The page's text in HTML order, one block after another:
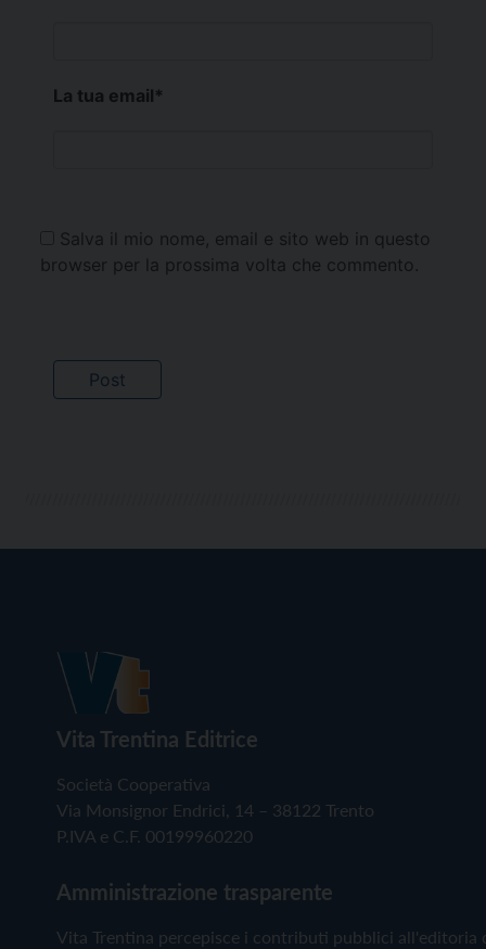
La tua email*
Salva il mio nome, email e sito web in questo
browser per la prossima volta che commento.
Vita Trentina Editrice
Società Cooperativa
Via Monsignor Endrici, 14 – 38122 Trento
P.IVA e C.F. 00199960220
Amministrazione trasparente
Vita Trentina percepisce i contributi pubblici all'editoria